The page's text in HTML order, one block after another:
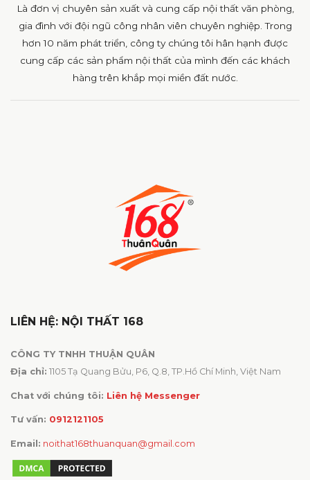
Là đơn vị chuyên sản xuất và cung cấp nội thất văn phòng,
gia đình với đội ngũ công nhân viên chuyên nghiệp. Trong
hơn 10 năm phát triển, công ty chúng tôi hân hạnh được
cung cấp các sản phẩm nội thất của mình đến các khách
hàng trên khắp mọi miền đất nước.
LIÊN HỆ: NỘI THẤT 168
CÔNG TY TNHH THUẬN QUÂN
Địa chỉ: 1105 Tạ Quang Bửu, P6, Q.8, TP.Hồ Chí Minh, Việt Nam
Chat với chúng tôi: Liên hệ Messenger
Tư vấn: 0912121105
Email: noithat168thuanquan@gmail.com